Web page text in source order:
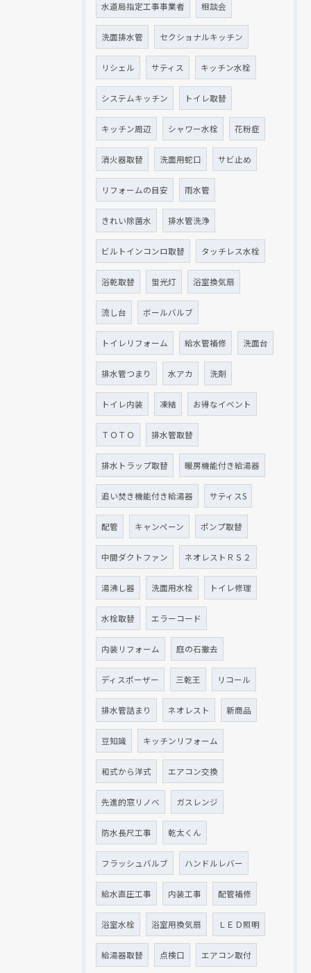
水道局指定工事事業者 相談会
洗面排水管 セクショナルキッチン
リシェル サティス キッチン水栓
システムキッチン トイレ取替
キッチン周辺 シャワー水栓 花粉症
消火器取替 洗面用蛇口 サビ止め
リフォームの目安 雨水管
きれい除菌水 排水管洗浄
ビルトインコンロ取替 タッチレス水栓
浴乾取替 蛍光灯 浴室換気扇
流し台 ボールバルブ
トイレリフォーム 給水管補修 洗面台
排水管つまり 水アカ 洗剤
トイレ内装 凍結 お得なイベント
ＴＯＴＯ 排水管取替
排水トラップ取替 暖房機能付き給湯器
追い焚き機能付き給湯器 サティスS
配管 キャンペーン ポンプ取替
中間ダクトファン ネオレストＲＳ２
湯沸し器 洗面用水栓 トイレ修理
水栓取替 エラーコード
内装リフォーム 庭の石撤去
ディスポーザー 三乾王 リコール
排水管詰まり ネオレスト 新商品
豆知識 キッチンリフォーム
和式から洋式 エアコン交換
先進的窓リノベ ガスレンジ
防水長尺工事 乾太くん
フラッシュバルブ ハンドルレバー
給水直圧工事 内装工事 配管補修
浴室水栓 浴室用換気扇 ＬＥＤ照明
給湯器取替 点検口 エアコン取付